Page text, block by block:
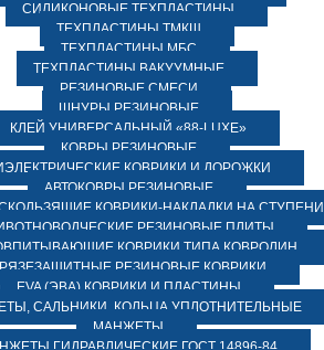
СИЛИКОНОВЫЕ ТЕХПЛАСТИНЫ
ТЕХПЛАСТИНЫ ТМКЩ
ТЕХПЛАСТИНЫ МБС
ТЕХПЛАСТИНЫ ВАКУУМНЫЕ
РЕЗИНОВЫЕ СМЕСИ
ШНУРЫ РЕЗИНОВЫЕ
КЛЕЙ УНИВЕРСАЛЬНЫЙ «88-LUXE»
КОВРЫ РЕЗИНОВЫЕ
КОВРИКИ И ДОРОЖКИ
АВТОКОВРЫ РЕЗИНОВЫЕ
КОВРИКИ-НАКЛАДКИ НА СТУПЕНИ
РЕЗИНОВЫЕ ПЛИТЫ
КОВРИКИ ТИПА КОВРОЛИН
РЕЗИНОВЫЕ КОВРИКИ
EVA (ЭВА) КОВРИКИ И ПЛАСТИНЫ
САЛЬНИКИ, КОЛЬЦА УПЛОТНИТЕЛЬНЫЕ
МАНЖЕТЫ
ГИДРАВЛИЧЕСКИЕ ГОСТ 14896-84